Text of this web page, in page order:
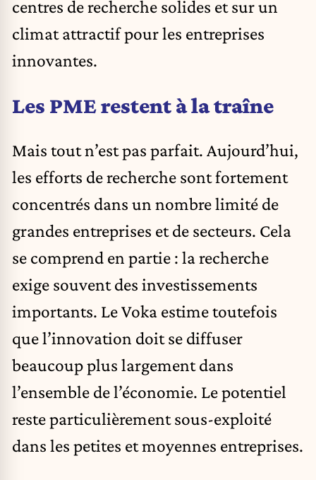
centres de recherche solides et sur un
climat attractif pour les entreprises
innovantes.
Les PME restent à la traîne
Mais tout n’est pas parfait. Aujourd’hui,
les efforts de recherche sont fortement
concentrés dans un nombre limité de
grandes entreprises et de secteurs. Cela
se comprend en partie : la recherche
exige souvent des investissements
importants. Le Voka estime toutefois
que l’innovation doit se diffuser
beaucoup plus largement dans
l’ensemble de l’économie. Le potentiel
reste particulièrement sous-exploité
dans les petites et moyennes entreprises.